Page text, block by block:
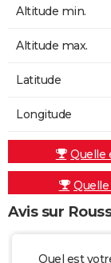
Altitude min.
Altitude max.
Latitude
Longitude
Quelle
Quelle
Avis sur
Quel est